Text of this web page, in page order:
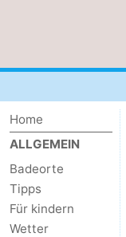
bos
Vlissingen
-
Middelburg
Zeeuws-
Vlaanderen
-
Nieuwvliet
-
Sluis
-
Home
ALLGEMEIN
Badeorte
Tipps
Für kindern
Wetter